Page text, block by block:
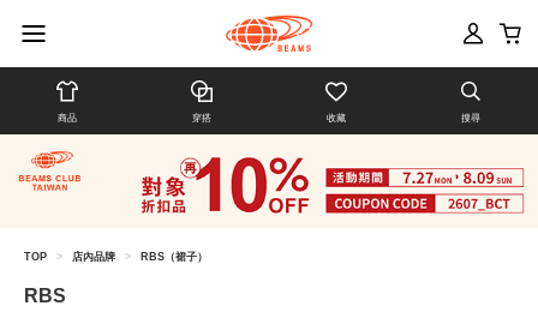
商品 穿搭 收藏 搜尋
TOP > 店內品牌 > RBS（裙子）
RBS